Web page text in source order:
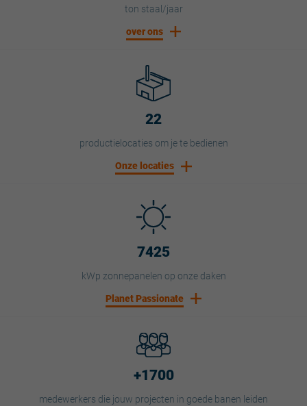
ton staal/jaar
over ons
22
productielocaties om je te bedienen
Onze locaties
7425
kWp zonnepanelen op onze daken
Planet Passionate
+1700
medewerkers die jouw projecten in goede banen leiden